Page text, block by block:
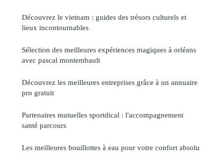
Découvrez le vietnam : guides des trésors culturels et
lieux incontournables
Sélection des meilleures expériences magiques à orléans
avec pascal montembault
Découvrez les meilleures entreprises grâce à un annuaire
pro gratuit
Partenaires mutuelles sportdical : l'accompagnement
santé parcours
Les meilleures bouillottes à eau pour votre confort absolu